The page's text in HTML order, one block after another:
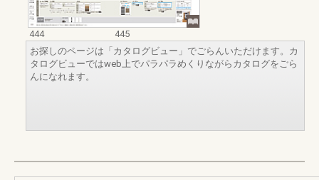
444
445
お探しのページは「カタログビュー」でごらんいただけます。カ
タログビューではweb上でパラパラめくりながらカタログをごら
んになれます。